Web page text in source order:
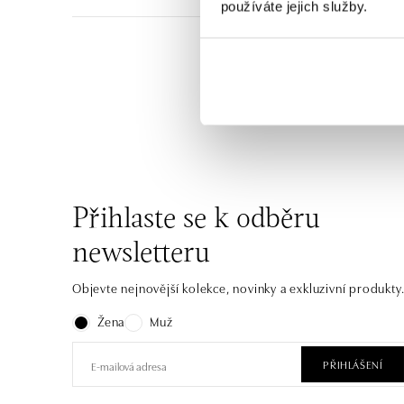
používáte jejich služby.
Vzdušné, elegantní,
Přihlaste se k odběru
newsletteru
Objevte nejnovější kolekce, novinky a exkluzivní produkty.
Žena
Muž
PŘIHLÁŠENÍ